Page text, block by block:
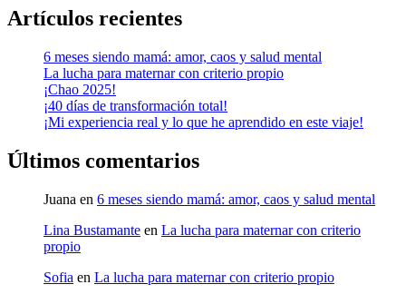
Artículos recientes
6 meses siendo mamá: amor, caos y salud mental
La lucha para maternar con criterio propio
¡Chao 2025!
¡40 días de transformación total!
¡Mi experiencia real y lo que he aprendido en este viaje!
Últimos comentarios
Juana en 6 meses siendo mamá: amor, caos y salud mental
Lina Bustamante en La lucha para maternar con criterio
propio
Sofia en La lucha para maternar con criterio propio